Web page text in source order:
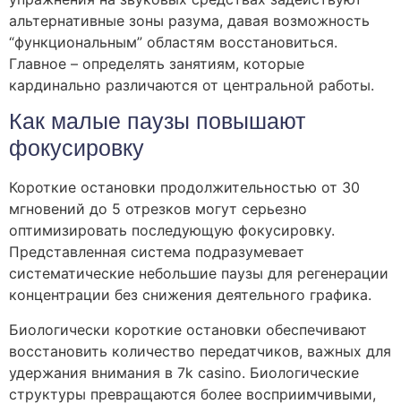
альтернативные зоны разума, давая возможность
“функциональным” областям восстановиться.
Главное – определять занятиям, которые
кардинально различаются от центральной работы.
Как малые паузы повышают
фокусировку
Короткие остановки продолжительностью от 30
мгновений до 5 отрезков могут серьезно
оптимизировать последующую фокусировку.
Представленная система подразумевает
систематические небольшие паузы для регенерации
концентрации без снижения деятельного графика.
Биологически короткие остановки обеспечивают
восстановить количество передатчиков, важных для
удержания внимания в 7k casino. Биологические
структуры превращаются более восприимчивыми,